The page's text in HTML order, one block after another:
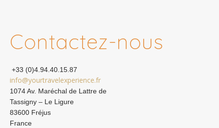
Contactez-nous
+33 (0)4.94.40.15.87
info@yourtravelexperience.fr
1074 Av. Maréchal de Lattre de
Tassigny – Le Ligure
83600 Fréjus
France